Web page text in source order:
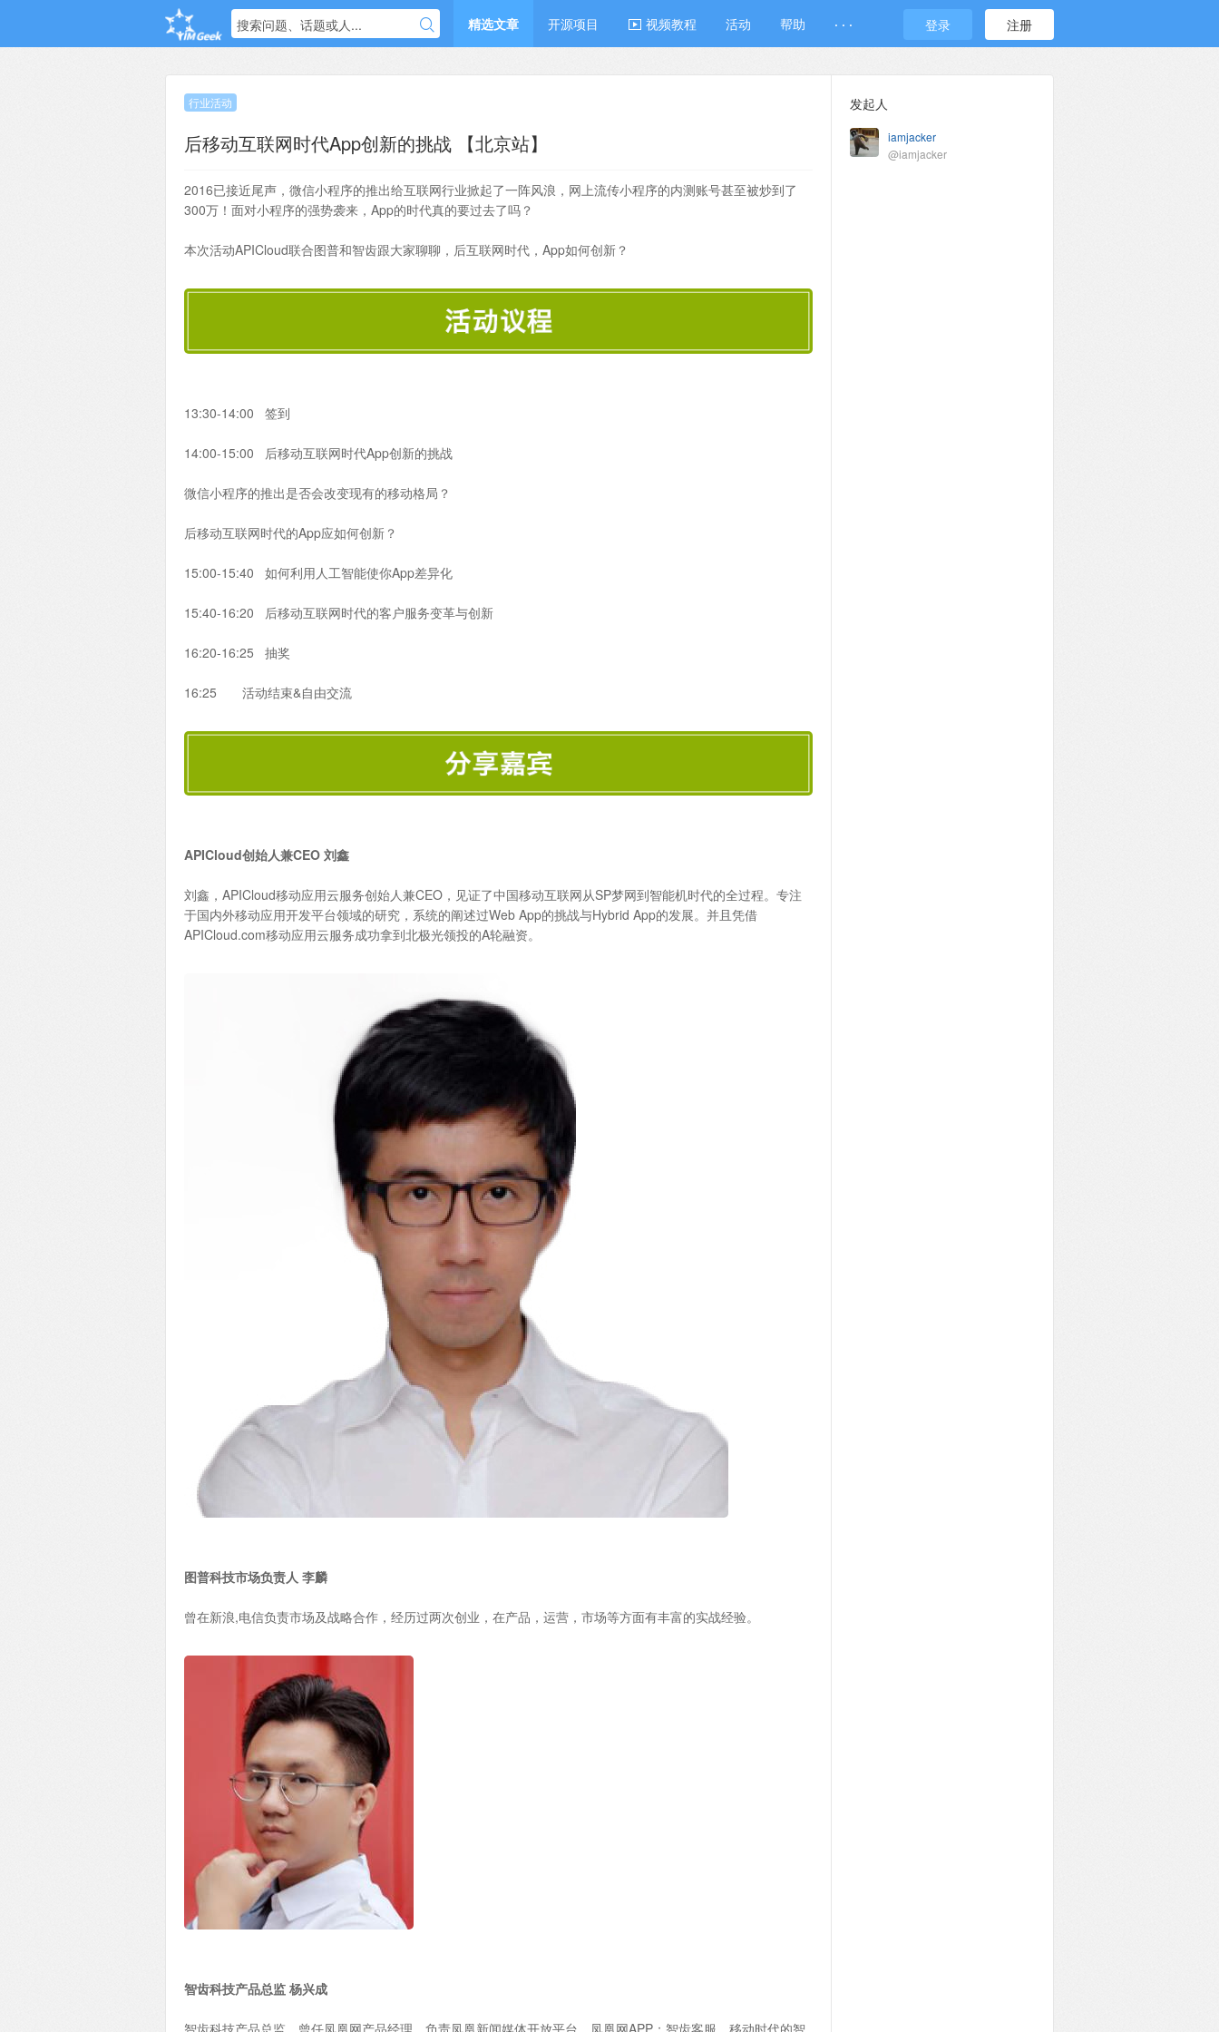
搜索问题、话题或人... 精选文章 开源项目 视频教程 活动 帮助 · · · 登录 注册
行业活动
后移动互联网时代App创新的挑战 【北京站】
2016已接近尾声，微信小程序的推出给互联网行业掀起了一阵风浪，网上流传小程序的内测账号甚至被炒到了
300万！面对小程序的强势袭来，App的时代真的要过去了吗？
本次活动APICloud联合图普和智齿跟大家聊聊，后互联网时代，App如何创新？
13:30-14:00 签到
14:00-15:00 后移动互联网时代App创新的挑战
微信小程序的推出是否会改变现有的移动格局？
后移动互联网时代的App应如何创新？
15:00-15:40 如何利用人工智能使你App差异化
15:40-16:20 后移动互联网时代的客户服务变革与创新
16:20-16:25 抽奖
16:25 活动结束&自由交流
APICloud创始人兼CEO 刘鑫
刘鑫，APICloud移动应用云服务创始人兼CEO，见证了中国移动互联网从SP梦网到智能机时代的全过程。专注
于国内外移动应用开发平台领域的研究，系统的阐述过Web App的挑战与Hybrid App的发展。并且凭借
APICloud.com移动应用云服务成功拿到北极光领投的A轮融资。
图普科技市场负责人 李麟
曾在新浪,电信负责市场及战略合作，经历过两次创业，在产品，运营，市场等方面有丰富的实战经验。
智齿科技产品总监 杨兴成
发起人
iamjacker
@iamjacker